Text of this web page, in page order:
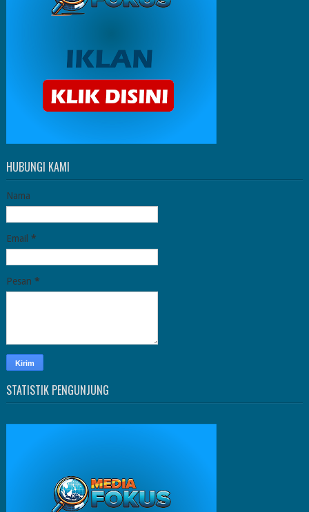
HUBUNGI KAMI
Nama
Email *
Pesan *
STATISTIK PENGUNJUNG